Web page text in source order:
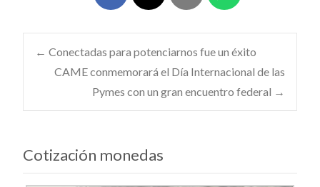
Navegación
de
entradas
← Conectadas para potenciarnos fue un éxito
CAME conmemorará el Día Internacional de las
Pymes con un gran encuentro federal →
Cotización monedas